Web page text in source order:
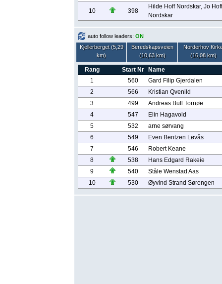
10 398
Hilde Hoff Nordskar, Jo Hoff
Nordskar
auto follow leaders: ON
Kjellerberget (5,29
km)
Beredskapsveien
(10,63 km)
Norderhov
(16,08 km)
Rang Start Nr
Name
1
560
Gard Filip Gjerdalen
2
566
Kristian Qvenild
3
499
Andreas Bull Tornøe
4
547
Elin Hagavold
5
532
arne sørvang
6
549
Even Bentzen Løvås
7
546
Robert Keane
8
538
Hans Edgard Rakeie
9
540
Ståle Wenstad Aas
10
530 Øyvind Strand Sørengen